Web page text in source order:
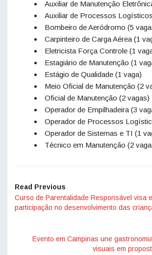
Auxiliar de Manutenção
Auxiliar de Processos
Bombeiro de Aeródromo (5
Carpinteiro de Carga Aérea (1
Eletricista Força Controle (1
Estagiário de Manutenção (1
Estágio de Qualidade (1 vaga)
Meio Oficial de Manutenção (2
Oficial de Manutenção (2 vagas)
Operador de Empilhadeira (3
Operador de Processos
Operador de Sistemas e TI (1
Técnico em Manutenção (2
Read Previous
Curso de Parentalidade Responsável visa
participação no desenvolvimento das
Evento em Campinas une
visuais em